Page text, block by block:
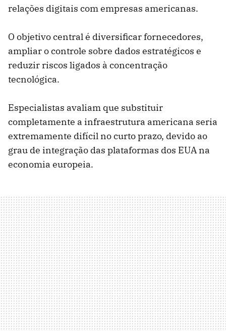
relações digitais com empresas americanas.
O objetivo central é diversificar fornecedores,
ampliar o controle sobre dados estratégicos e
reduzir riscos ligados à concentração
tecnológica.
Especialistas avaliam que substituir
completamente a infraestrutura americana seria
extremamente difícil no curto prazo, devido ao
grau de integração das plataformas dos EUA na
economia europeia.